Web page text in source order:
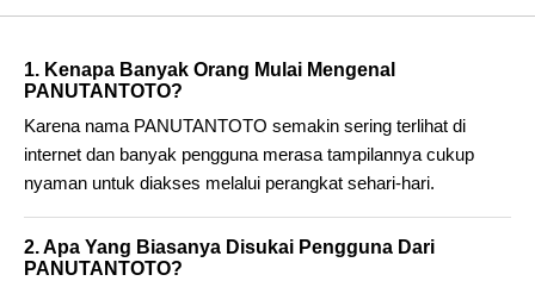
1. Kenapa Banyak Orang Mulai Mengenal
PANUTANTOTO?
Karena nama PANUTANTOTO semakin sering terlihat di
internet dan banyak pengguna merasa tampilannya cukup
nyaman untuk diakses melalui perangkat sehari-hari.
2. Apa Yang Biasanya Disukai Pengguna Dari
PANUTANTOTO?